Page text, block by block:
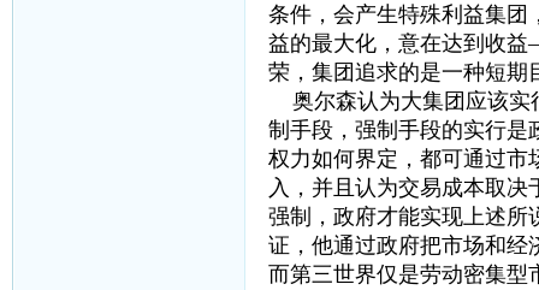
条件，会产生特殊利益集团
益的最大化，意在达到收
荣，集团追求的是一种短期
奥尔森认为大集团应该实
制手段，强制手段的实行是
权力如何界定，都可通过市
入，并且认为交易成本取决
强制，政府才能实现上述所
证，他通过政府把市场和经
而第三世界仅是劳动密集型